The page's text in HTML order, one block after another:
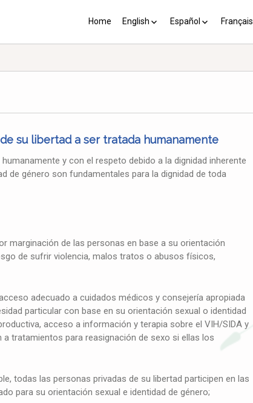
Home English Español Français
su libertad a ser tratada humanamente
y con el respeto debido a la dignidad inherente
de género son fundamentales para la dignidad de toda
de las personas en base a su orientación
de sufrir violencia, malos tratos o abusos físicos,
adecuado a cuidados médicos y consejería apropiada
particular con base en su orientación sexual o identidad
acceso a información y terapia sobre el VIH/SIDA y
tratamientos para reasignación de sexo si ellas los
todas las personas privadas de su libertad participen en las
para su orientación sexual e identidad de género;